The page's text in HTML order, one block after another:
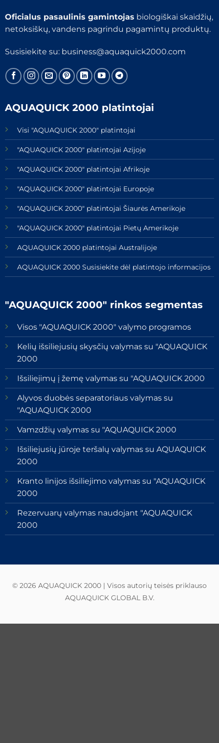
Oficialus pasaulinis gamintojas biologiškai skaidžių,
netoksiškų, vandens pagrindu pagamintų produktų.
Susisiekite su: business@aquaquick2000.com
AQUAQUICK 2000 platintojai
Visi "AQUAQUICK 2000" platintojai
"AQUAQUICK 2000" platintojai Azijoje
"AQUAQUICK 2000" platintojai Afrikoje
"AQUAQUICK 2000" platintojai Europoje
"AQUAQUICK 2000" platintojai Šiaurės Amerikoje
"AQUAQUICK 2000" platintojai Pietų Amerikoje
AQUAQUICK 2000 platintojai Australijoje
AQUAQUICK 2000 Susisiekite dėl platintojo informacijos
"AQUAQUICK 2000" rinkos segmentas
Visos "AQUAQUICK 2000" valymo programos
Kelių išsiliejusių skysčių valymas su "AQUAQUICK
2000
Išsiliejimų į žemę valymas su "AQUAQUICK 2000
Alyvos duobės separatoriaus valymas su
"AQUAQUICK 2000
Vamzdžių valymas su "AQUAQUICK 2000
Išsiliejusių jūroje teršalų valymas su AQUAQUICK
2000
Kranto linijos išsiliejimo valymas su "AQUAQUICK
2000
Rezervuarų valymas naudojant "AQUAQUICK
2000
© 2026 AQUAQUICK 2000 | Visos autorių teisės priklauso
AQUAQUICK GLOBAL B.V.